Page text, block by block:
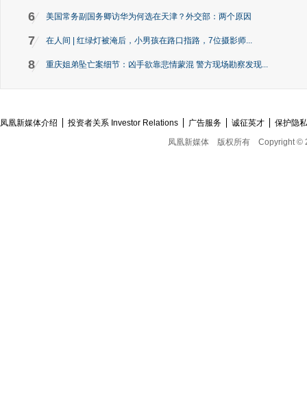
6 美国常务副国务卿访华为何选在天津？外交部：两个原因
7 在人间 | 红绿灯被淹后，小男孩在路口指路，7位摄影师...
8 重庆姐弟坠亡案细节：凶手欲靠悲情蒙混 警方现场勘察发现...
凤凰新媒体介绍 投资者关系 Investor Relations 广告服务 诚征英才
保护隐
凤凰新媒体
版权所有 Copyright ©